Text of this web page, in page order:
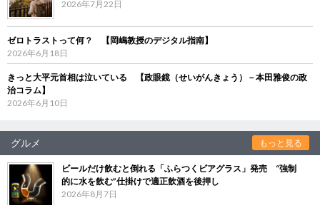
2026年7月22日
ゼロトラストって何？ 【岡嶋教授のデジタル指南】
2026年6月18日
きっと大平元首相は泣いている 【政眼鏡（せいがんきょう）－本田雅俊の政
治コラム】
2026年6月10日
グルメ もっと見る
ビールだけ飲むと倒れる「ふらつくビアグラス」発売 “強制
的に水を飲む”仕掛けで適正飲酒を後押し
2026年8月7日